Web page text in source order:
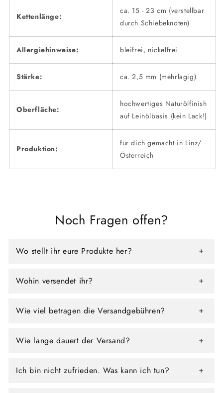
Kettenlänge:
ca. 15 - 23 cm (verstellbar
durch Schiebeknoten)
Allergiehinweise: bleifrei, nickelfrei
Stärke: ca. 2,5 mm (mehrlagig)
Oberfläche:
hochwertiges Naturölfinish
auf Leinölbasis (kein Lack!)
Produktion:
für dich gemacht in Linz/
Österreich
Noch Fragen offen?
Wo stellt ihr eure Produkte her?
Wohin versendet ihr?
Wie viel betragen die Versandgebühren?
Wie lange dauert der Versand?
Ich bin nicht zufrieden. Was kann ich tun?